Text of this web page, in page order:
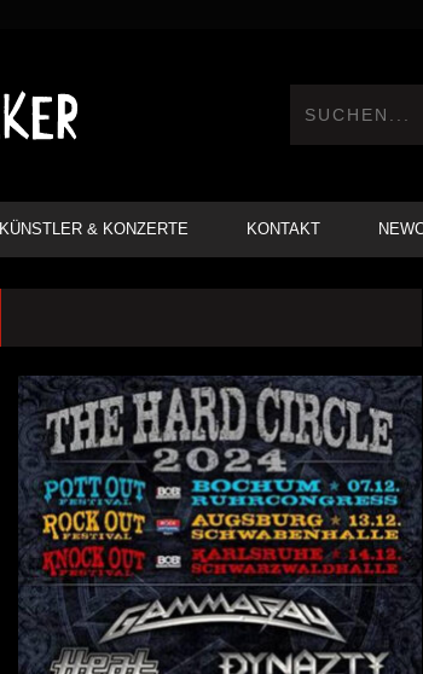
KÜNSTLER & KONZERTE KONTAKT